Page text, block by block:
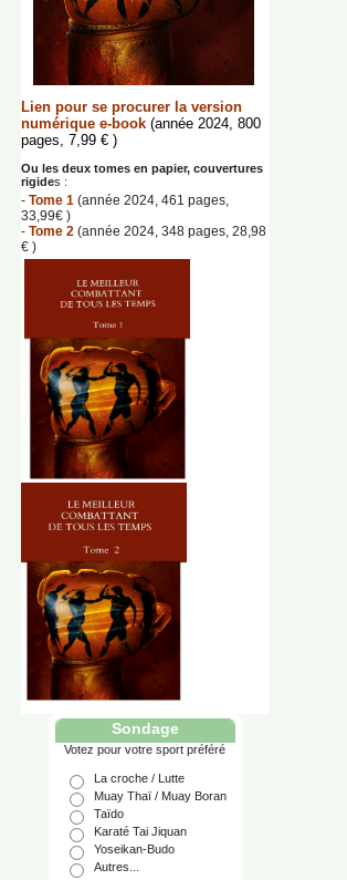
Lien pour se procurer la version
numérique e-book (année 2024, 800
pages, 7,99 € )
Ou les deux tomes en papier, couvertures
rigides :
- Tome 1 (année 2024, 461 pages,
33,99€ )
- Tome 2 (année 2024, 348 pages, 28,98
€ )
Sondage
Votez pour votre sport préféré
La croche / Lutte
Muay Thaï / Muay Boran
Taïdo
Karaté Tai Jiquan
Yoseikan-Budo
Autres...